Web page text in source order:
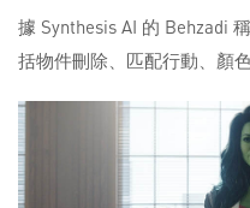
據 Synthesis AI 的 Behzadi
括物件刪除、匹配行動、顏